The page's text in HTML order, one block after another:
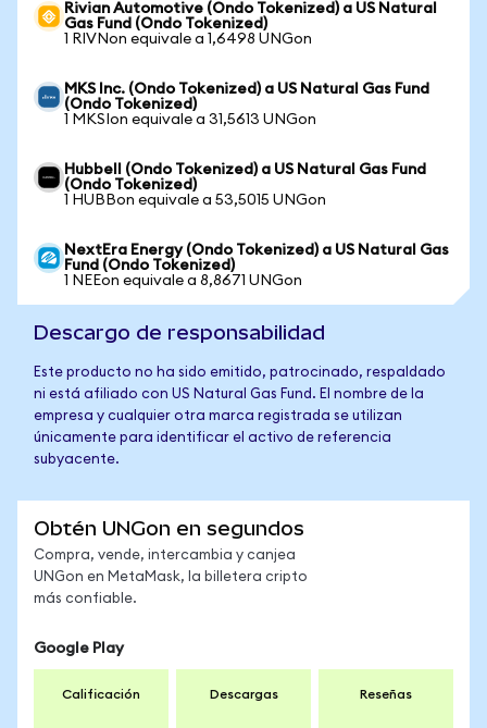
Rivian Automotive (Ondo Tokenized) a US Natural
Gas Fund (Ondo Tokenized)
1 RIVNon equivale a 1,6498 UNGon
MKS Inc. (Ondo Tokenized) a US Natural Gas Fund
(Ondo Tokenized)
1 MKSIon equivale a 31,5613 UNGon
Hubbell (Ondo Tokenized) a US Natural Gas Fund
(Ondo Tokenized)
1 HUBBon equivale a 53,5015 UNGon
NextEra Energy (Ondo Tokenized) a US Natural Gas
Fund (Ondo Tokenized)
1 NEEon equivale a 8,8671 UNGon
Descargo de responsabilidad
Este producto no ha sido emitido, patrocinado, respaldado
ni está afiliado con US Natural Gas Fund. El nombre de la
empresa y cualquier otra marca registrada se utilizan
únicamente para identificar el activo de referencia
subyacente.
Obtén UNGon en segundos
Compra, vende, intercambia y canjea
UNGon en MetaMask, la billetera cripto
más confiable.
Google Play
Calificación Descargas Reseñas